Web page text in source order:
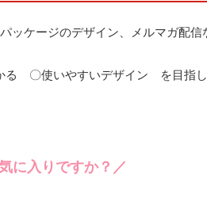
ッケージのデザイン、メルマガ配
〇使いやすいデザイン を目指し
に入りですか？／